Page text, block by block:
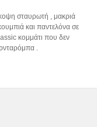
σταυρωτή , μακριά
και παντελόνα σε
κομμάτι που δεν
.